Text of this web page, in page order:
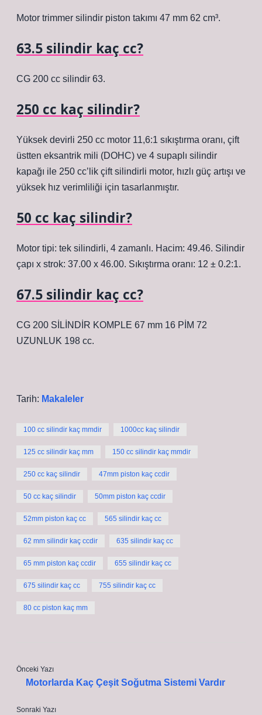
Motor trimmer silindir piston takımı 47 mm 62 cm³.
63.5 silindir kaç cc?
CG 200 cc silindir 63.
250 cc kaç silindir?
Yüksek devirli 250 cc motor 11,6:1 sıkıştırma oranı, çift
üstten eksantrik mili (DOHC) ve 4 supaplı silindir
kapağı ile 250 cc’lik çift silindirli motor, hızlı güç artışı ve
yüksek hız verimliliği için tasarlanmıştır.
50 cc kaç silindir?
Motor tipi: tek silindirli, 4 zamanlı. Hacim: 49.46. Silindir
çapı x strok: 37.00 x 46.00. Sıkıştırma oranı: 12 ± 0.2:1.
67.5 silindir kaç cc?
CG 200 SİLİNDİR KOMPLE 67 mm 16 PİM 72
UZUNLUK 198 cc.
Tarih: Makaleler
100 cc silindir kaç mmdir 1000cc kaç silindir
125 cc silindir kaç mm 150 cc silindir kaç mmdir
250 cc kaç silindir 47mm piston kaç ccdir
50 cc kaç silindir 50mm piston kaç ccdir
52mm piston kaç cc 565 silindir kaç cc
62 mm silindir kaç ccdir 635 silindir kaç cc
65 mm piston kaç ccdir 655 silindir kaç cc
675 silindir kaç cc 755 silindir kaç cc
80 cc piston kaç mm
Önceki Yazı
Motorlarda Kaç Çeşit Soğutma Sistemi Vardır
Sonraki Yazı